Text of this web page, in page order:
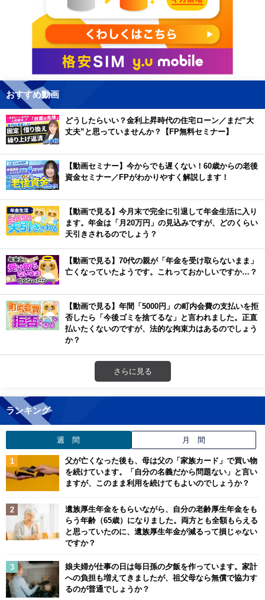
おすすめ動画
どうしたらいい？金利上昇時代の住宅ローン／まだ”大
丈夫”と思っていませんか？【FP無料セミナー】
【動画セミナー】今からでも遅くない！60歳からの老後
資金セミナー／FPがわかりやすく解説します！
【動画で見る】今月末で完全に引退して年金生活に入り
ます。年金は「月20万円」の見込みですが、どのくらい
天引きされるのでしょう？
【動画で見る】70代の親が「年金を受け取らないまま」
亡くなっていたようです。これっておかしいですか…？
【動画で見る】年間「5000円」の町内会費の支払いを拒
否したら「今後ゴミを捨てるな」と言われました。正直
払いたくないのですが、法的な拘束力はあるのでしょう
か？
さらに見る
ランキング
週 間 月 間
父が亡くなった後も、母は父の「家族カード」で買い物
を続けています。「自分の名義だから問題ない」と言い
ますが、このまま利用を続けてもよいのでしょうか？
遺族厚生年金をもらいながら、自分の老齢厚生年金をも
らう年齢（65歳）になりました。両方とも全額もらえる
と思っていたのに、遺族厚生年金が減るって損じゃない
ですか？
娘夫婦が仕事の日は毎日孫の夕飯を作っています。家計
への負担も増えてきましたが、祖父母なら無償で協力す
るのが普通でしょうか？